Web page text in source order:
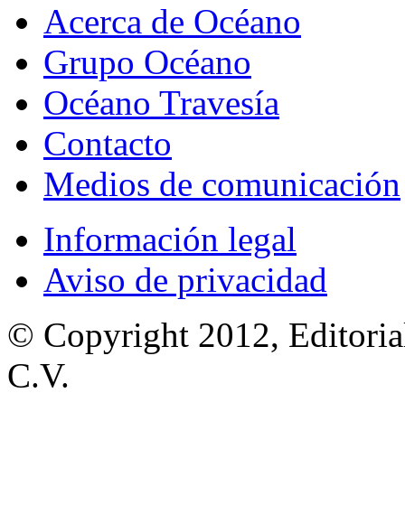
Acerca de Océano
Grupo Océano
Océano Travesía
Contacto
Medios de comunicación
Información legal
Aviso de privacidad
© Copyright 2012,
C.V.